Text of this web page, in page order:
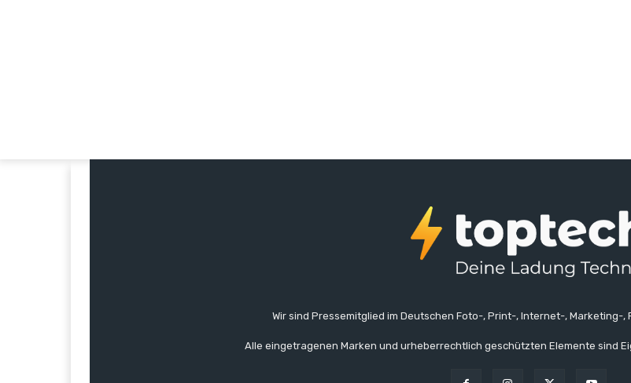
Wir sind Pressemitglied im Deutschen Foto-, Print-, Internet-, Marketing-,
Alle eingetragenen Marken und urheberrechtlich geschützten Elemente sind